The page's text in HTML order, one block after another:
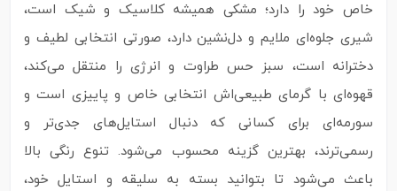
خاص خود را دارد؛ مشکی همیشه کلاسیک و شیک است،
شیری جلوه‌ای ملایم و دل‌نشین دارد، صورتی انتخابی لطیف و
دخترانه است، سبز حس طراوت و انرژی را منتقل می‌کند،
قهوه‌ای با گرمای طبیعی‌اش انتخابی خاص و پاییزی است و
سورمه‌ای برای کسانی که دنبال استایل‌های جدی‌تر و
رسمی‌ترند، بهترین گزینه محسوب می‌شود. تنوع رنگی بالا
باعث می‌شود تا بتوانید بسته به سلیقه و استایل خود،